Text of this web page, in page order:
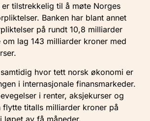
tilstrekkelig til å møte Norges
Banken har blant annet
på rundt 10,8 milliarder
om lag 143 milliarder kroner med
hvor tett norsk økonomi er
i internasjonale finansmarkeder.
i renter, aksjekurser og
flytte titalls milliarder kroner på
løpet av få måneder.